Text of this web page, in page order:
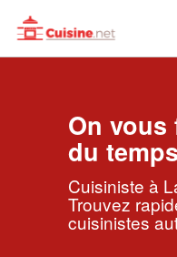
On vous
du
Cuisiniste à
Trouvez
cuisinistes